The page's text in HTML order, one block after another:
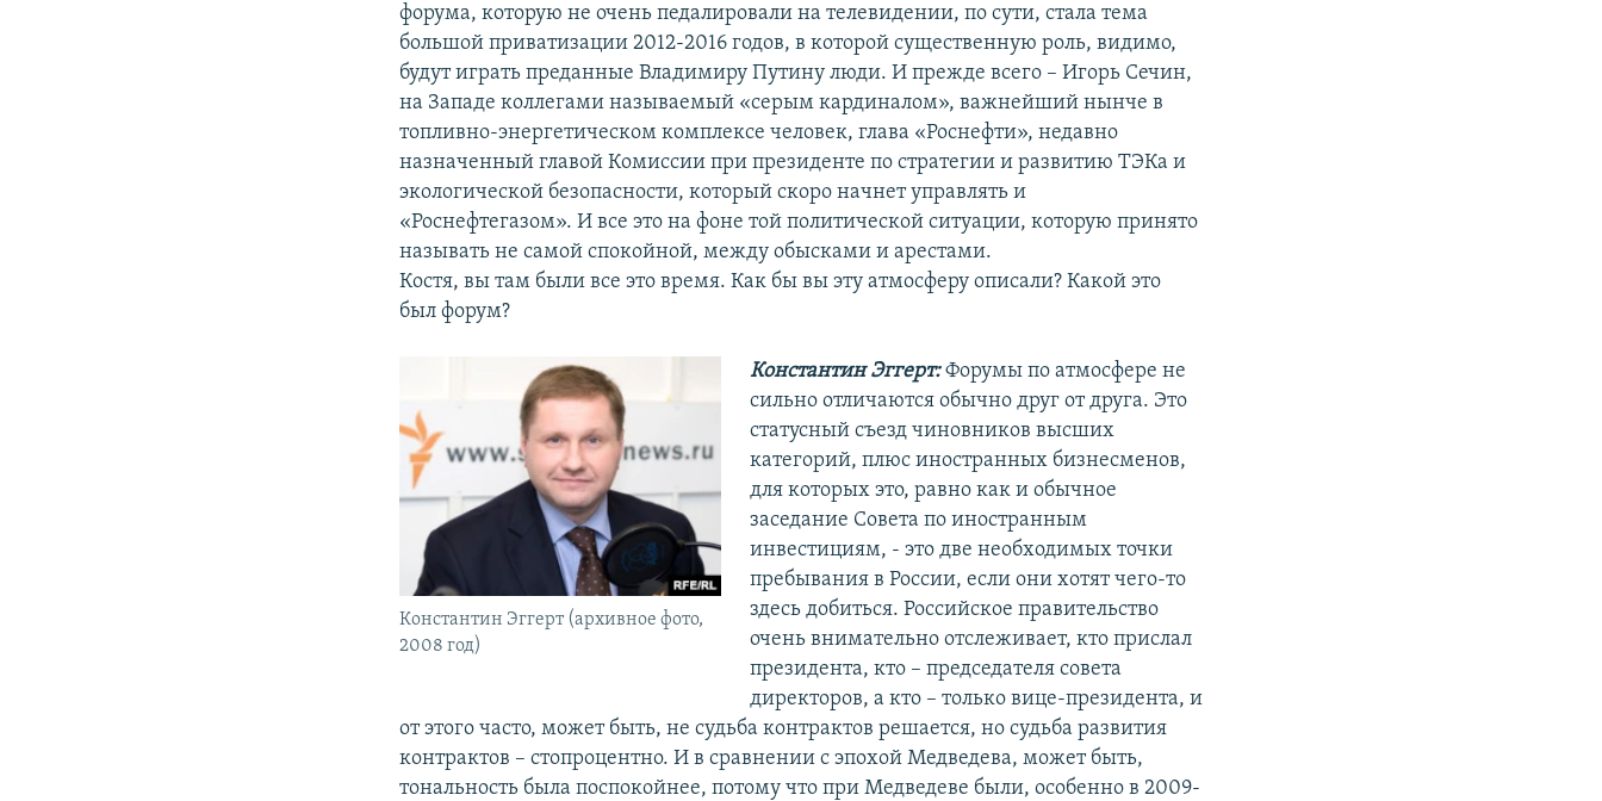
форума, которую не очень педалировали на телевидении, по сути, стала тема
большой приватизации 2012-2016 годов, в которой существенную роль, видимо,
будут играть преданные Владимиру Путину люди. И прежде всего – Игорь Сечин,
на Западе коллегами называемый «серым кардиналом», важнейший нынче в
топливно-энергетическом комплексе человек, глава «Роснефти», недавно
назначенный главой Комиссии при президенте по стратегии и развитию ТЭКа и
экологической безопасности, который скоро начнет управлять и
«Роснефтегазом». И все это на фоне той политической ситуации, которую принято
называть не самой спокойной, между обысками и арестами.
Костя, вы там были все это время. Как бы вы эту атмосферу описали? Какой это
был форум?
Константин Эггерт (архивное фото,
2008 год)
Константин Эггерт:Форумы по атмосфере не
сильно отличаются обычно друг от друга. Это
статусный съезд чиновников высших
категорий, плюс иностранных бизнесменов,
для которых это, равно как и обычное
заседание Совета по иностранным
инвестициям, - это две необходимых точки
пребывания в России, если они хотят чего-то
здесь добиться. Российское правительство
очень внимательно отслеживает, кто прислал
президента, кто – председателя совета
директоров, а кто – только вице-президента, и
от этого часто, может быть, не судьба контрактов решается, но судьба развития
контрактов – стопроцентно. И в сравнении с эпохой Медведева, может быть,
тональность была поспокойнее, потому что при Медведеве были, особенно в 2009-